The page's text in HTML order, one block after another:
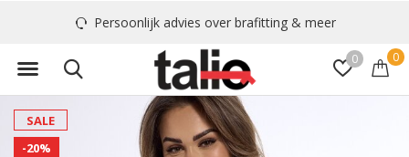
0 0
Persoonlijk advies over brafitting & meer
SALE
-20%